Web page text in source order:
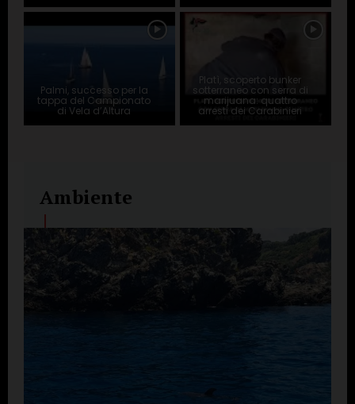
Palmi, successo per la
tappa del Campionato
di Vela d’Altura
Platì, scoperto bunker
sotterraneo con serra di
marijuana: quattro
arresti dei Carabinieri
Ambiente